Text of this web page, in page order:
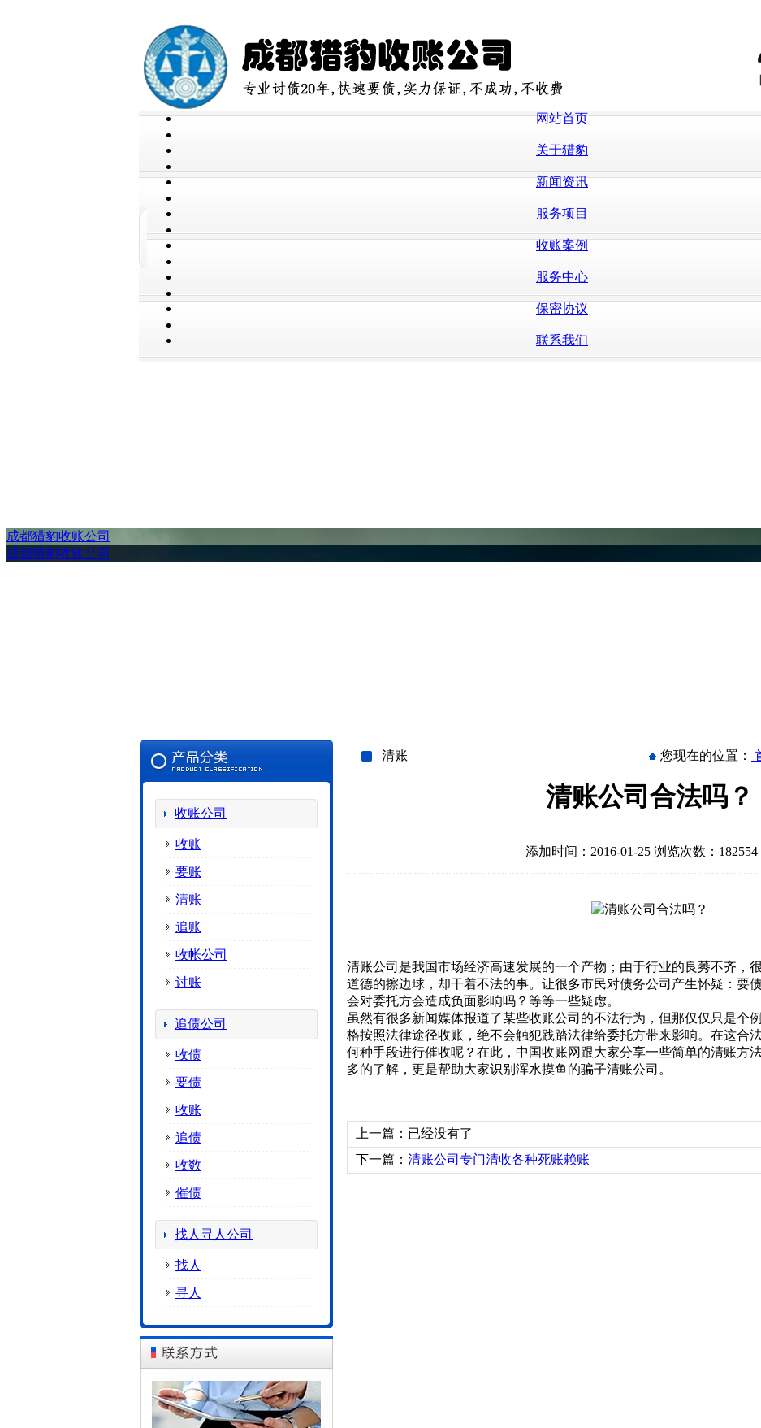
网站首页
关于猎豹
新闻资讯
服务项目
收账案例
服务中心
保密协议
联系我们
成都猎豹收账公司
成都猎豹收账公司
收账公司
收账
要账
清账
追账
收帐公司
讨账
追债公司
收债
要债
收账
追债
收数
催债
找人寻人公司
找人
寻人
清账 您现在的位置：
清账公司合法吗？
添加时间：2016-01-25 浏览次数：182554
清账公司是我国市场经济高速发展的一个产物；由于行业的良莠不齐，
道德的擦边球，却干着不法的事。让很多市民对债务公司产生怀疑：要
会对委托方会造成负面影响吗？等等一些疑虑。
虽然有很多新闻媒体报道了某些收账公司的不法行为，但那仅仅只是个
格按照法律途径收账，绝不会触犯践踏法律给委托方带来影响。在这合
何种手段进行催收呢？在此，中国收账网跟大家分享一些简单的清账方
多的了解，更是帮助大家识别浑水摸鱼的骗子清账公司。
上一篇：已经没有了
下一篇： 清账公司专门清收各种死账赖账